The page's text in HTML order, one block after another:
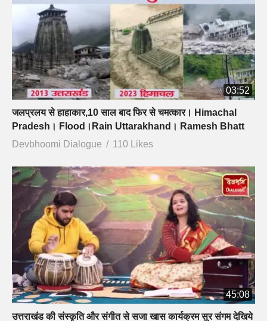
03:52
जलप्रलय से हाहाकार,10 साल बाद फिर से चमत्कार। Himachal
Pradesh। Flood।Rain Uttarakhand। Ramesh Bhatt
Devbhoomi Dialogue
110 Likes
45:08
उत्तराखंड की संस्कृति और संगीत से सजा खास कार्यक्रम सुर संगम देखिये